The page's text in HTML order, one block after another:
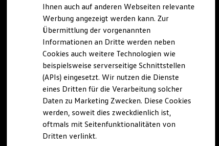
we drive football
#wedriveproud
Besitzer und Service
myVolkswagen
Software Updates
Service und Ersatzteile
Inspektion und HU/AU
Reparaturen und Checks
Motorenöl und Flüssigkeiten
Räder und Reifen
Pannen- und Unfallhilfe
Economy Service
Volkswagen Teile
Zubehör
Modellspezifisches Zubehör
Ihnen auch auf anderen Webseiten relevante
Werbung angezeigt werden kann. Zur
Übermittlung der vorgenannten
Informationen an Dritte werden neben
Cookies auch weitere Technologien wie
beispielsweise serverseitige Schnittstellen
(APIs) eingesetzt. Wir nutzen die Dienste
eines Dritten für die Verarbeitung solcher
Daten zu Marketing Zwecken. Diese Cookies
werden, soweit dies zweckdienlich ist,
oftmals mit Seitenfunktionalitäten von
Dritten verlinkt.